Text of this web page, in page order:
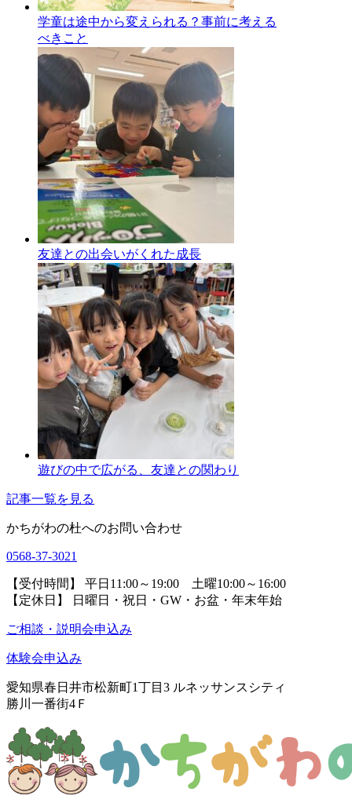
学童は途中から変えられる？事前に考える
べきこと
友達との出会いがくれた成長
遊びの中で広がる、友達との関わり
記事一覧を見る
かちがわの杜へのお問い合わせ
0568-37-3021
【受付時間】 平日11:00～19:00 土曜10:00～16:00
【定休日】 日曜日・祝日・GW・お盆・年末年始
ご相談・説明会申込み
体験会申込み
愛知県春日井市松新町1丁目3 ルネッサンスシティ
勝川一番街4Ｆ